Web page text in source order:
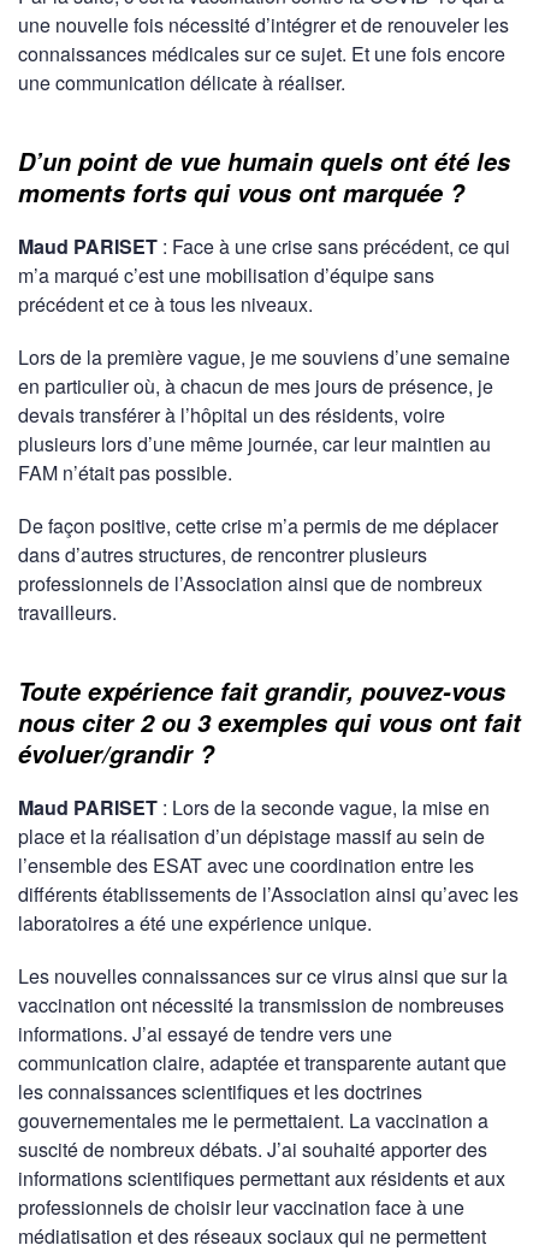
une nouvelle fois nécessité d’intégrer et de renouveler les
connaissances médicales sur ce sujet. Et une fois encore
une communication délicate à réaliser.
D’un point de vue humain quels ont été les
moments forts qui vous ont marquée ?
Maud PARISET : Face à une crise sans précédent, ce qui
m’a marqué c’est une mobilisation d’équipe sans
précédent et ce à tous les niveaux.
Lors de la première vague, je me souviens d’une semaine
en particulier où, à chacun de mes jours de présence, je
devais transférer à l’hôpital un des résidents, voire
plusieurs lors d’une même journée, car leur maintien au
FAM n’était pas possible.
De façon positive, cette crise m’a permis de me déplacer
dans d’autres structures, de rencontrer plusieurs
professionnels de l’Association ainsi que de nombreux
travailleurs.
Toute expérience fait grandir, pouvez-vous
nous citer 2 ou 3 exemples qui vous ont fait
évoluer/grandir ?
Maud PARISET : Lors de la seconde vague, la mise en
place et la réalisation d’un dépistage massif au sein de
l’ensemble des ESAT avec une coordination entre les
différents établissements de l’Association ainsi qu’avec les
laboratoires a été une expérience unique.
Les nouvelles connaissances sur ce virus ainsi que sur la
vaccination ont nécessité la transmission de nombreuses
informations. J’ai essayé de tendre vers une
communication claire, adaptée et transparente autant que
les connaissances scientifiques et les doctrines
gouvernementales me le permettaient. La vaccination a
suscité de nombreux débats. J’ai souhaité apporter des
informations scientifiques permettant aux résidents et aux
professionnels de choisir leur vaccination face à une
médiatisation et des réseaux sociaux qui ne permettent